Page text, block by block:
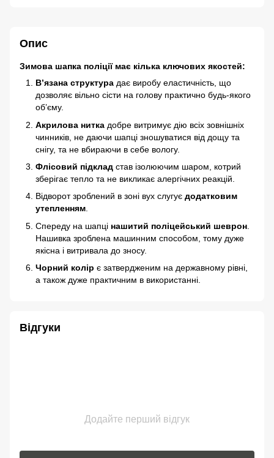
Опис
Зимова шапка поліції має кілька ключових якостей:
В’язана структура дає виробу еластичність, що
дозволяє вільно сісти на голову практично будь-якого
об’єму.
Акрилова нитка добре витримує дію всіх зовнішніх
чинників, не даючи шапці зношуватися від дощу та
снігу, та не вбираючи в себе вологу.
Флісовий підклад став ізолюючим шаром, котрий
зберігає тепло та не викликає алергічних реакцій.
Відворот зроблений в зоні вух слугує додатковим
утепленням.
Спереду на шапці нашитий поліцейський шеврон
Нашивка зроблена машинним способом, тому дуже
якісна і витривала до зносу.
Чорний колір є затвердженим на державному рівні,
а також дуже практичним в використанні.
Відгуки
Додайте перший відгук